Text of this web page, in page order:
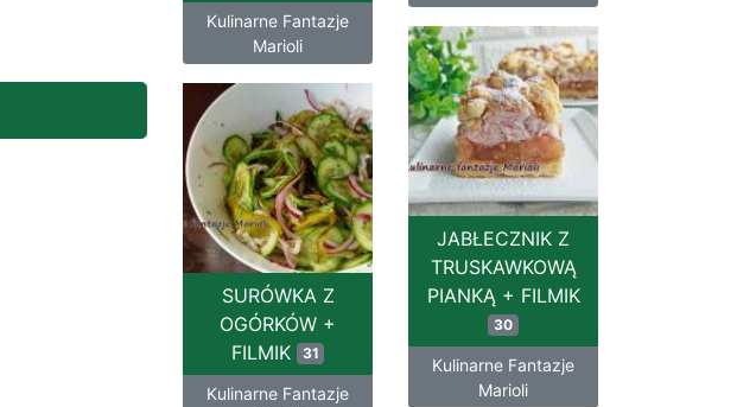
Kulinarne Fantazje
Marioli
JABŁECZNIK Z
TRUSKAWKOWĄ
PIANKĄ + FILMIK
30
Kulinarne Fantazje
Marioli
SURÓWKA Z
OGÓRKÓW +
FILMIK
31
Kulinarne Fantazje